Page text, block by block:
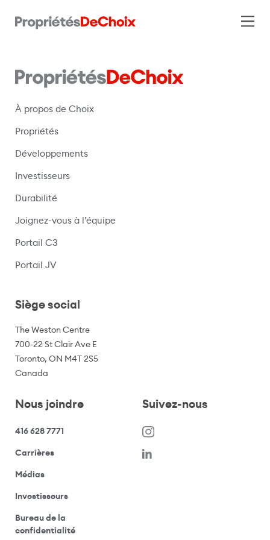
À propos de Choix
Propriétés
Développements
Investisseurs
Durabilité
Joignez-vous à l’équipe
Portail C3
Portail JV(s’ouvre dans une nouvelle fenêtre)
Siège social
The Weston Centre
700-22 St Clair Ave E
Toronto, ON M4T 2S5
Canada
Nous joindre
416 628 7771
Carrières(s’ouvre dans une nouvelle fenêtre)
Médias(ouvre votre application de messagerie)
Investisseurs(ouvre votre application de messagerie)
Bureau de la
confidentialité(ouvre votre application de messagerie)
Suivez-nous